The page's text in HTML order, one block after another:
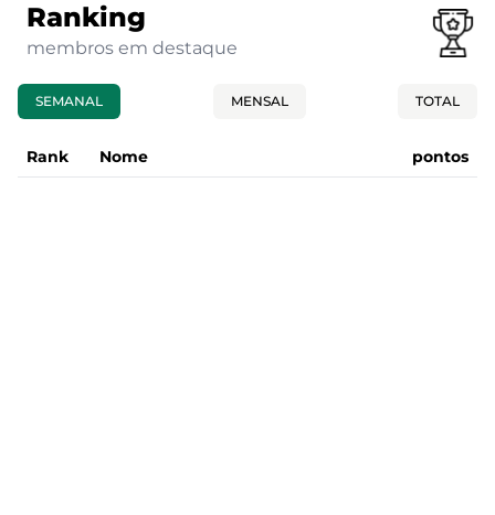
Ranking
membros em destaque
SEMANAL MENSAL TOTAL
Rank Nome pontos